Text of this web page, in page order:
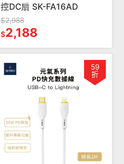
控DC扇 SK-FA16AD
$2,988
$2,188
59
折